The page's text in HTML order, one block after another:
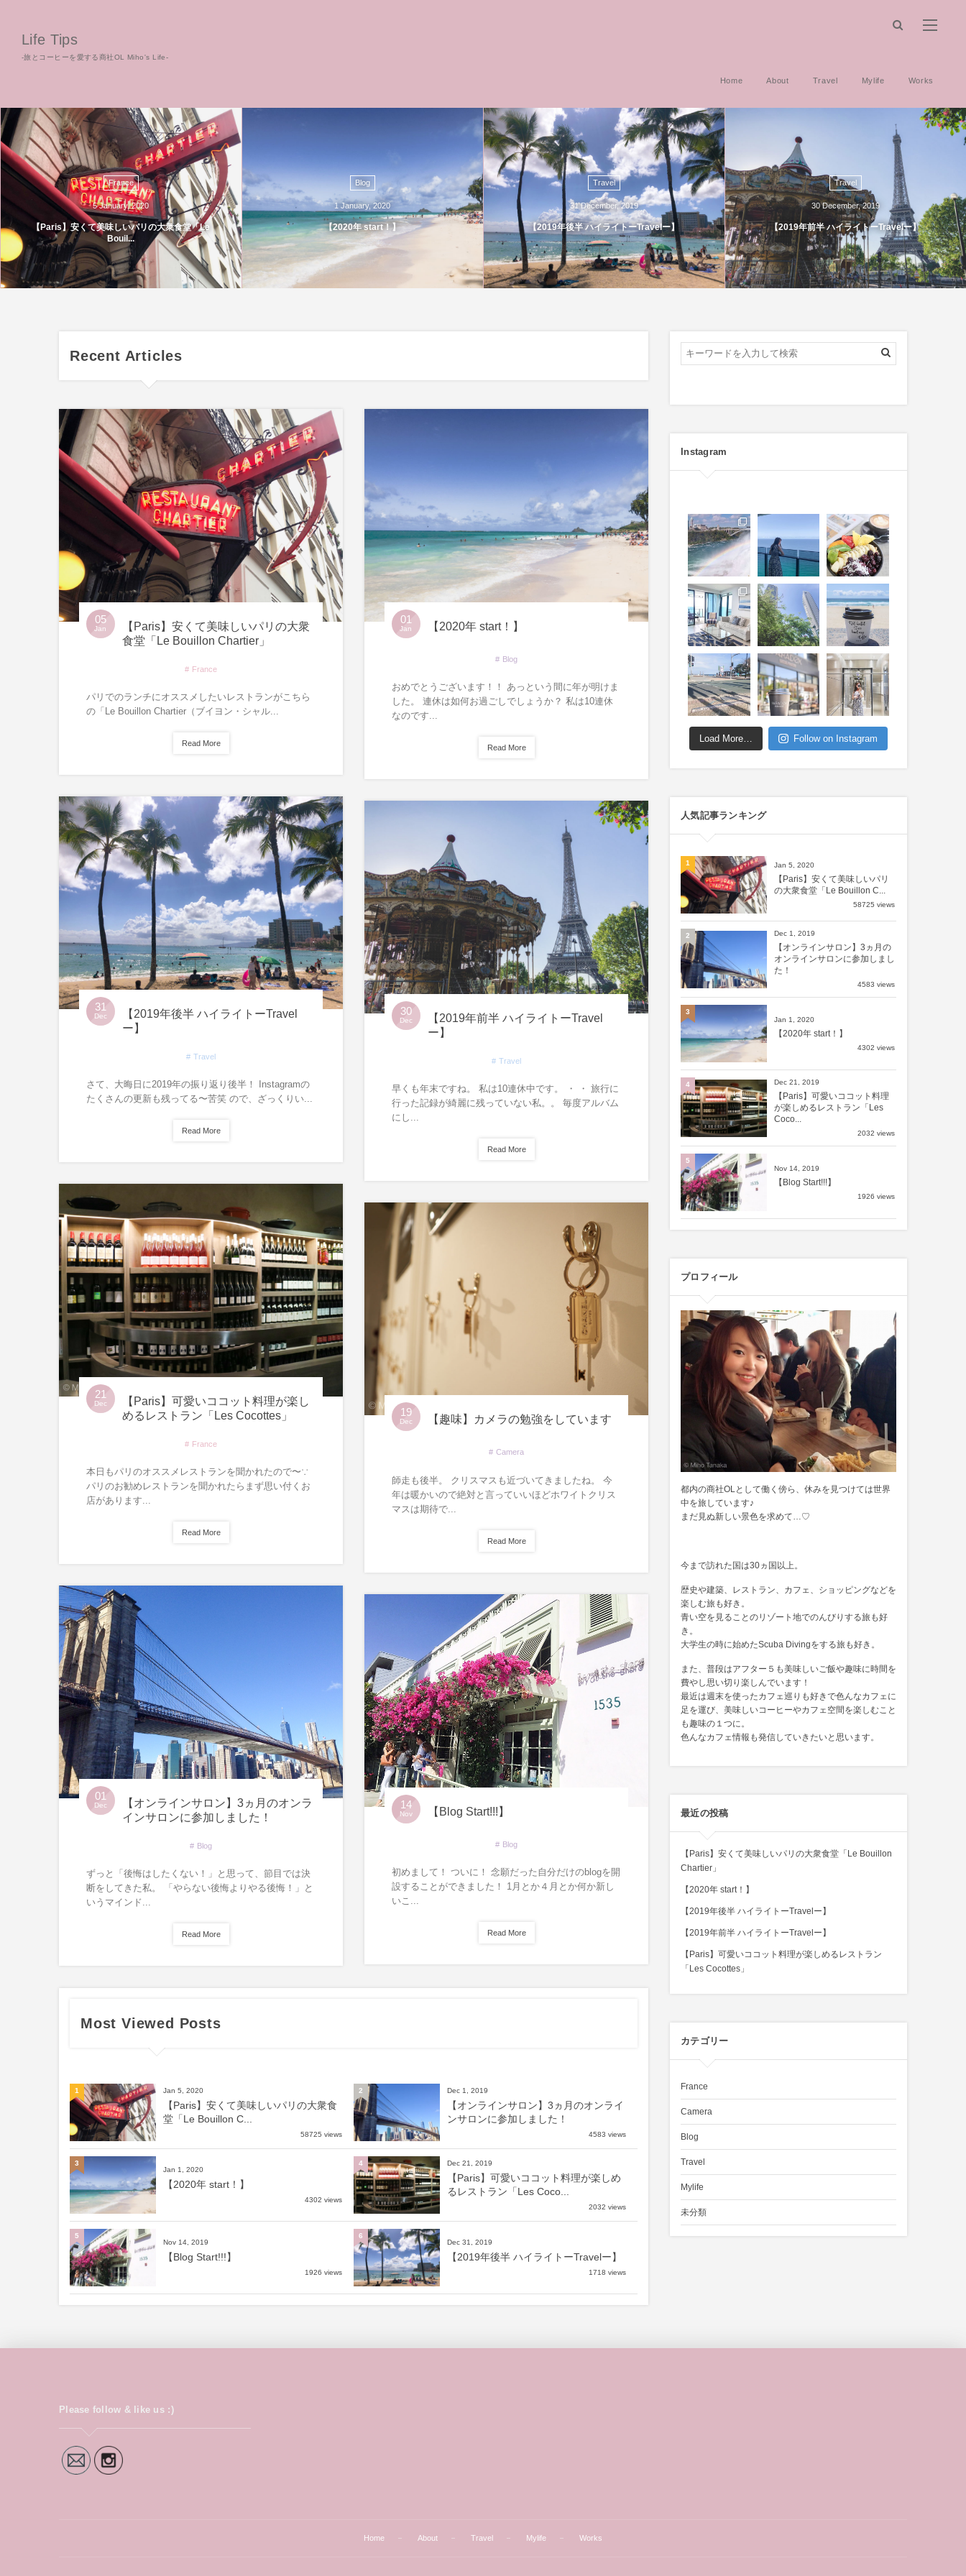
Life Tips
-旅とコーヒーを愛する商社OL Miho's Life-
Home About Travel Mylife Works
France
5 January,2020
【Paris】安くて美味しいパリの大衆食堂「Le
Bouil...
Blog
1 January,2020
【2020年 start！】
Travel
31 December,2019
【2019年後半 ハイライトーTravelー】
Travel
30 December,2019
【2019年前半 ハイライトーTravelー】
Recent Articles
05
Jan
【Paris】安くて美味しいパリの大衆
食堂「Le Bouillon Chartier」
France
パリでのランチにオススメしたいレストランがこちら
の「Le Bouillon Chartier（ブイヨン・シャル...
Read More
01
Jan 【2020年 start！】
Blog
おめでとうございます！！ あっという間に年が明けま
した。 連休は如何お過ごしでしょうか？ 私は10連休
なのです...
Read More
31
Dec
【2019年後半 ハイライトーTravel
ー】
Travel
さて、大晦日に2019年の振り返り後半！ Instagramの
たくさんの更新も残ってる〜苦笑 ので、ざっくりい...
Read More
30
Dec
【2019年前半 ハイライトーTravel
ー】
Travel
早くも年末ですね。 私は10連休中です。 ・ ・ 旅行に
行った記録が綺麗に残っていない私。。 毎度アルバム
にし...
Read More
21
Dec
【Paris】可愛いココット料理が楽し
めるレストラン「Les Cocottes」
France
本日もパリのオススメレストランを聞かれたので〜∵
パリのお勧めレストランを聞かれたらまず思い付くお
店があります...
Read More
19
Dec 【趣味】カメラの勉強をしています
Camera
師走も後半。 クリスマスも近づいてきましたね。 今
年は暖かいので絶対と言っていいほどホワイトクリス
マスは期待で...
Read More
01
Dec
【オンラインサロン】3ヵ月のオンラ
インサロンに参加しました！
Blog
ずっと「後悔はしたくない！」と思って、節目では決
断をしてきた私。 「やらない後悔よりやる後悔！」と
いうマインド...
Read More
14
Nov 【Blog Start!!!】
Blog
初めまして！ ついに！ 念願だった自分だけのblogを開
設することができました！ 1月とか４月とか何か新し
いこ...
Read More
Most Viewed Posts
Jan 5, 2020
【Paris】安くて美味しいパリの大衆食
堂「Le Bouillon C...
58725 views
1 Dec 1, 2019
【オンラインサロン】3ヵ月のオンライ
ンサロンに参加しました！
4583 views
2
Jan 1, 2020
【2020年 start！】
4302 views
3 Dec 21, 2019
【Paris】可愛いココット料理が楽しめ
るレストラン「Les Coco...
2032 views
4
Nov 14, 2019
【Blog Start!!!】
1926 views
5
Dec 31, 2019
【2019年後半 ハイライトーTravelー】
1718 views
6
Instagram
Load More… Follow on Instagram
人気記事ランキング
Jan 5, 2020
【Paris】安くて美味しいパリ
の大衆食堂「Le Bouillon C...
58725 views
1
Dec 1, 2019
【オンラインサロン】3ヵ月の
オンラインサロンに参加しまし
た！
4583 views
2
Jan 1, 2020
【2020年 start！】
4302 views
3
Dec 21, 2019
【Paris】可愛いココット料理
が楽しめるレストラン「Les
Coco...
2032 views
4
Nov 14, 2019
【Blog Start!!!】
1926 views
5
プロフィール
都内の商社OLとして働く傍ら、休みを見つけては世界
中を旅しています♪
まだ見ぬ新しい景色を求めて…♡
今まで訪れた国は30ヵ国以上。
歴史や建築、レストラン、カフェ、ショッピングなどを
楽しむ旅も好き。
青い空を見ることのリゾート地でのんびりする旅も好
き。
大学生の時に始めたScuba Divingをする旅も好き。
また、普段はアフター５も美味しいご飯や趣味に時間を
費やし思い切り楽しんでいます！
最近は週末を使ったカフェ巡りも好きで色んなカフェに
足を運び、美味しいコーヒーやカフェ空間を楽しむこと
も趣味の１つに。
色んなカフェ情報も発信していきたいと思います。
最近の投稿
【Paris】安くて美味しいパリの大衆食堂「Le Bouillon
Chartier」
【2020年 start！】
【2019年後半 ハイライトーTravelー】
【2019年前半 ハイライトーTravelー】
【Paris】可愛いココット料理が楽しめるレストラン
「Les Cocottes」
カテゴリー
France
Camera
Blog
Travel
Mylife
未分類
Please follow & like us :)
Home About Travel Mylife Works